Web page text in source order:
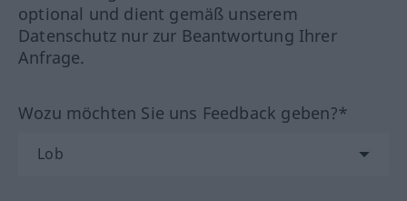
optional und dient gemäß unserem
Datenschutz nur zur Beantwortung Ihrer
Anfrage.
Wozu möchten Sie uns Feedback geben?*